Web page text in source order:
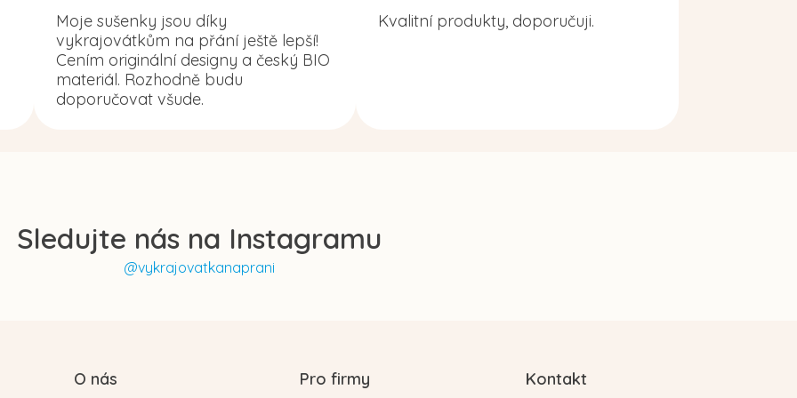
Moje sušenky jsou díky
vykrajovátkům na přání ještě lepší!
Cením originální designy a český BIO
materiál. Rozhodně budu
doporučovat všude.
Kvalitní produkty, doporučuji.
Sledujte nás na Instagramu
@vykrajovatkanaprani
O nás Pro firmy Kontakt